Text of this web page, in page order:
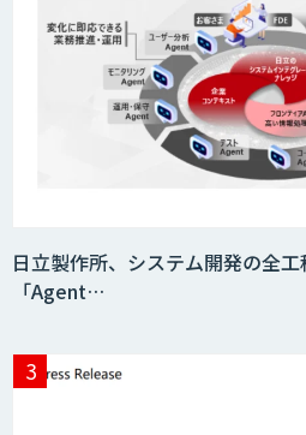
日立製作所、システム開発の全
「Agent…